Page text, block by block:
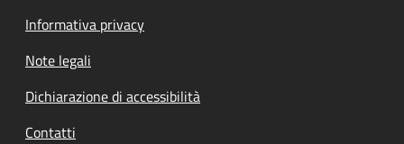
Informativa privacy
Note legali
Dichiarazione di accessibilità
Contatti